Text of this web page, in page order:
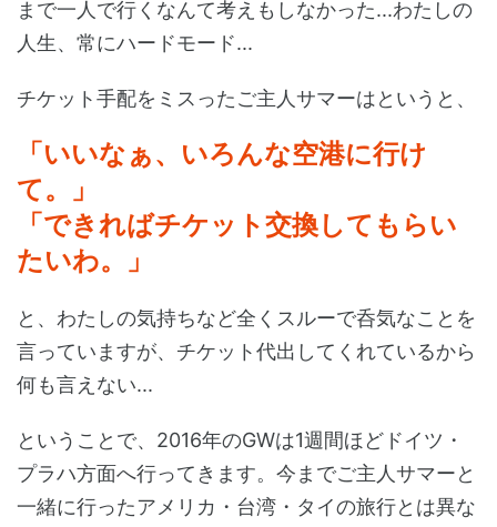
まで一人で行くなんて考えもしなかった...わたしの
人生、常にハードモード...
チケット手配をミスったご主人サマーはというと、
「いいなぁ、いろんな空港に行け
て。」
「できればチケット交換してもらい
たいわ。」
と、わたしの気持ちなど全くスルーで呑気なことを
言っていますが、チケット代出してくれているから
何も言えない...
ということで、2016年のGWは1週間ほどドイツ・
プラハ方面へ行ってきます。今までご主人サマーと
一緒に行ったアメリカ・台湾・タイの旅行とは異な